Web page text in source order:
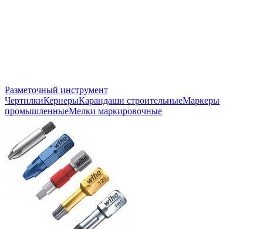
Разметочный инструмент
ЧертилкиКернерыКарандаши строительныеМаркеры
промышленныеМелки маркировочные